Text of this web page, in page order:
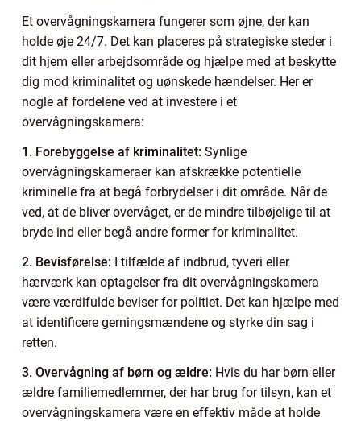
Et overvågningskamera fungerer som øjne, der kan
holde øje 24/7. Det kan placeres på strategiske steder i
dit hjem eller arbejdsområde og hjælpe med at beskytte
dig mod kriminalitet og uønskede hændelser. Her er
nogle af fordelene ved at investere i et
overvågningskamera:
1. Forebyggelse af kriminalitet: Synlige
overvågningskameraer kan afskrække potentielle
kriminelle fra at begå forbrydelser i dit område. Når de
ved, at de bliver overvåget, er de mindre tilbøjelige til at
bryde ind eller begå andre former for kriminalitet.
2. Bevisførelse: I tilfælde af indbrud, tyveri eller
hærværk kan optagelser fra dit overvågningskamera
være værdifulde beviser for politiet. Det kan hjælpe med
at identificere gerningsmændene og styrke din sag i
retten.
3. Overvågning af børn og ældre: Hvis du har børn eller
ældre familiemedlemmer, der har brug for tilsyn, kan et
overvågningskamera være en effektiv måde at holde